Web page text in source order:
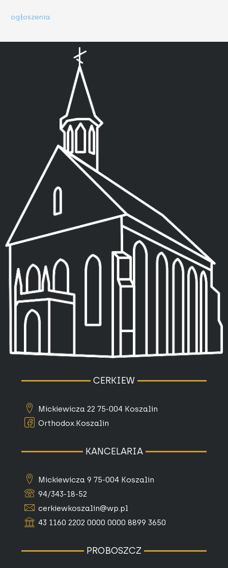
ogłoszenia
CERKIEW
Mickiewicza 22 75-004 Koszalin
Orthodox.Koszalin
KANCELARIA
Mickiewicza 9 75-004 Koszalin
94/343-18-52
cerkiewkoszalin@wp.pl
43 1160 2202 0000 0000 8899 3650
PROBOSZCZ